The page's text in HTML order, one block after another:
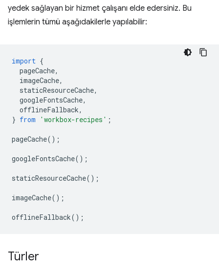
yedek sağlayan bir hizmet çalışanı elde edersiniz. Bu
işlemlerin tümü aşağıdakilerle yapılabilir:
import {
pageCache,
imageCache,
staticResourceCache,
googleFontsCache,
offlineFallback,
} from 'workbox-recipes' ;
pageCache();
googleFontsCache();
staticResourceCache();
imageCache();
offlineFallback();
Türler